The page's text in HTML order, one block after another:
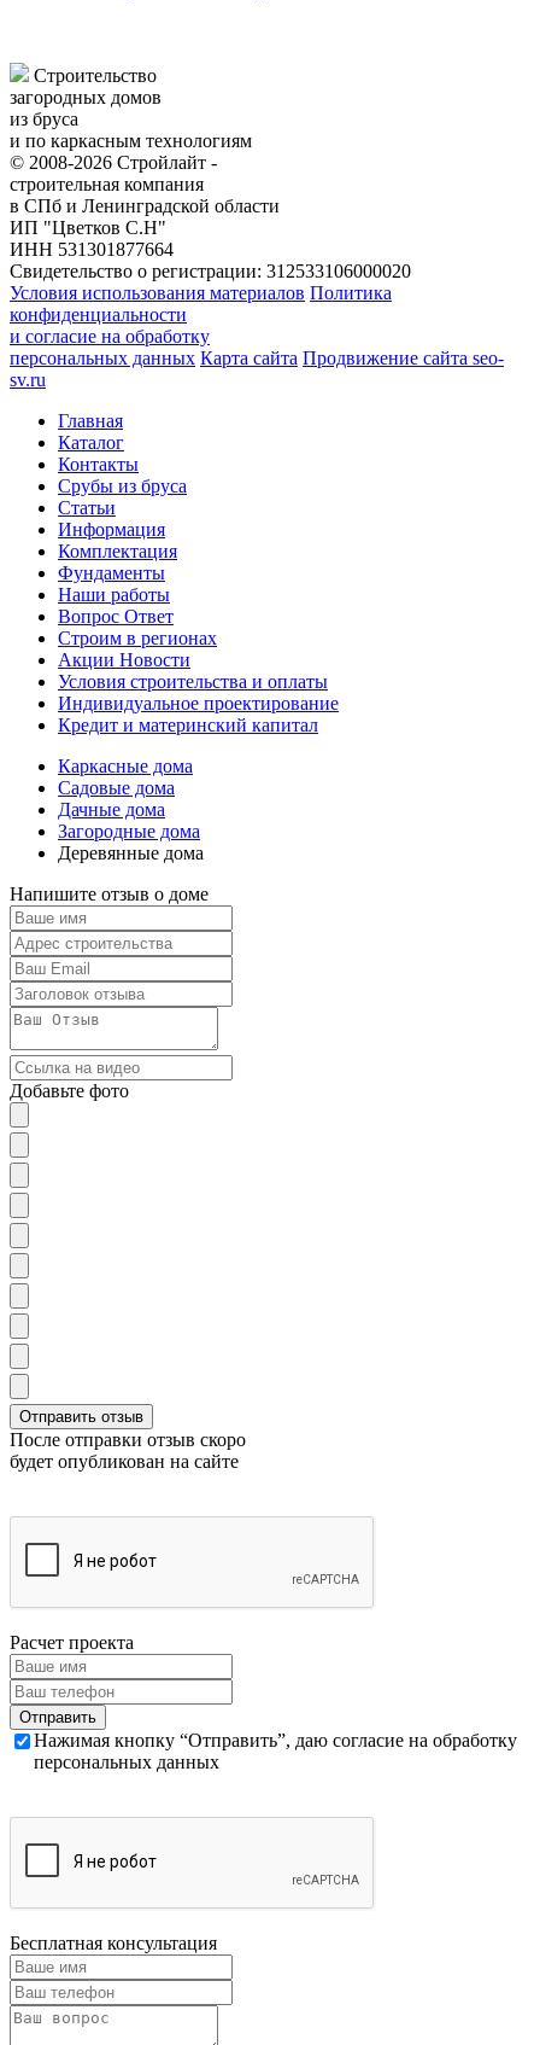
Строительство
загородных домов
из бруса
и по каркасным технологиям
© 2008-2026 Стройлайт -
строительная компания
в СПб и Ленинградской области
ИП "Цветков С.Н"
ИНН 531301877664
Свидетельство о регистрации: 312533106000020
Условия использования материалов Политика
конфиденциальности
и согласие на обработку
персональных данных Карта сайта Продвижение сайта seo-
sv.ru
Главная
Каталог
Контакты
Срубы из бруса
Статьи
Информация
Комплектация
Фундаменты
Наши работы
Вопрос Ответ
Строим в регионах
Акции Новости
Условия строительства и оплаты
Индивидуальное проектирование
Кредит и материнский капитал
Каркасные дома
Садовые дома
Дачные дома
Загородные дома
Деревянные дома
Напишите отзыв о доме
Добавьте фото
После отправки отзыв скоро
будет опубликован на сайте
Расчет проекта
Нажимая кнопку “Отправить”, даю согласие на обработку
персональных данных
Бесплатная консультация